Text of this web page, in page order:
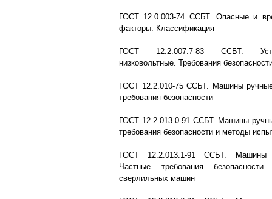
ГОСТ 12.0.003-74 ССБТ. Опасные и
факторы. Классификация
ГОСТ 12.2.007.7-83 ССБТ.
низковольтные. Требования
ГОСТ 12.2.010-75 ССБТ. Машины
требования безопасности
ГОСТ 12.2.013.0-91 ССБТ. Машины
требования безопасности и методы
ГОСТ 12.2.013.1-91 ССБТ. Машины
Частные требования
сверлильных машин